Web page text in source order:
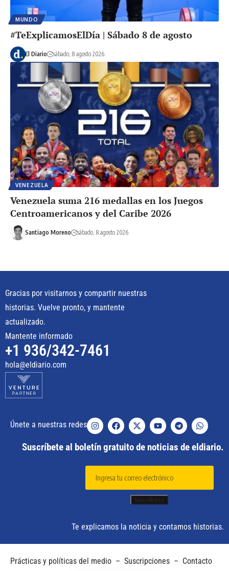
MUNDO
#TeExplicamosElDía | Sábado 8 de agosto
El Diario sábado, 8 agosto 2026
VENEZUELA
Venezuela suma 216 medallas en los Juegos
Centroamericanos y del Caribe 2026
Santiago Moreno sábado, 8 agosto 2026
Gracias por visitarnos y compartir nuestras
historias. Vuelve pronto, y mantente
actualizado.
Mantente informado
+1 936/342-7461
hola@eldiario.com
Únete a nuestras redes
Suscríbete al boletín gratuito de noticias de eldiario.
Te explicamos la noticia y contamos historias.
Prácticas y políticas del medio – Suscripciones – Contacto